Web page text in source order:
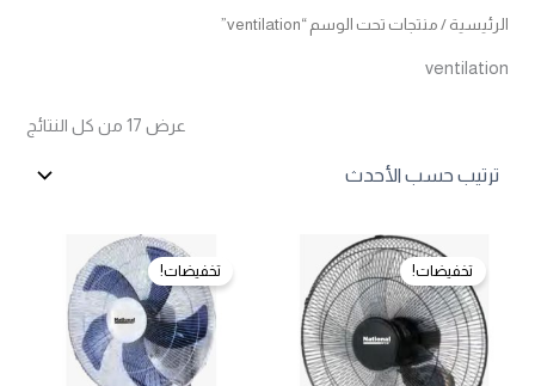
الرئيسية / منتجات تحت الوسم “ventilation”
ventilation
عرض ⁦17⁩ من كل النتائج
تخفيضات! تخفيضات!